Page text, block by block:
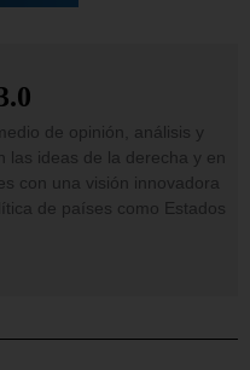
de opinión, análisis y
las ideas de la derecha y en
con una visión innovadora
de países como Estados